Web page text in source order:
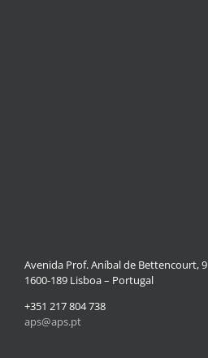
Avenida Prof. Aníbal de Bettencourt, 9
1600-189 Lisboa – Portugal
+351 217 804 738
aps@aps.pt